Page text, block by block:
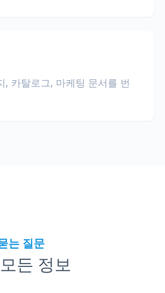
, 카탈로그, 마케팅 문서를 번
는 질문
든 정보